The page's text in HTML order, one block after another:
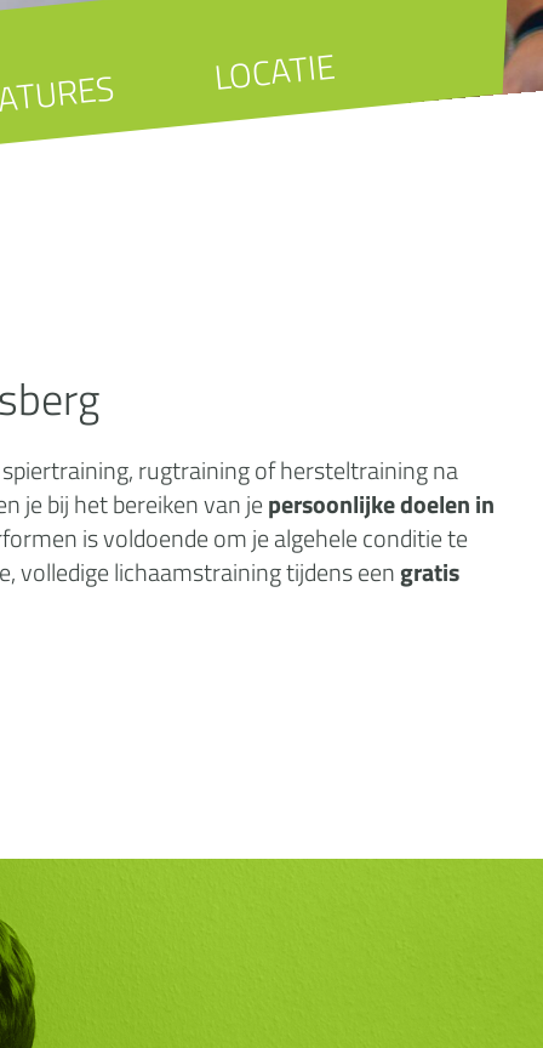
LOCATIE
rugtraining of hersteltraining na
je bij het bereiken van jepersoonlijke doelen in
is voldoende om je algehele conditie te
volledige lichaamstraining tijdens eengratis